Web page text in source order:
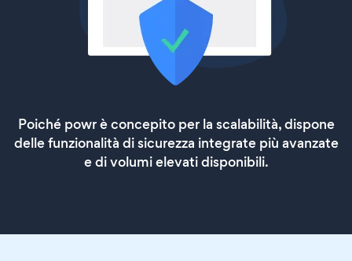
Poiché powr è concepito per la scalabilità, dispone
delle funzionalità di sicurezza integrate più avanzate
e di volumi elevati disponibili.